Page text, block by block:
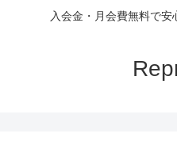
入会金・月会費無料で